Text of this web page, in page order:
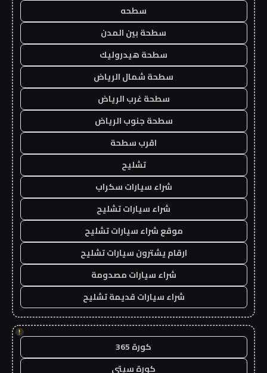
سطحه
سطحة بين المدن
سطحة هيدروليك
سطحة شمال الرياض
سطحة غرب الرياض
سطحة جنوب الرياض
اقرب سطحة
تشليح
شراء سيارات سكراب
شراء سيارات تشليح
موقع شراء سيارات تشليح
ارقام يشترون سيارات تشليح
شراء سيارات مصدومة
شراء سيارات قديمة تشليح
!
كورة 365
كورة سيتي